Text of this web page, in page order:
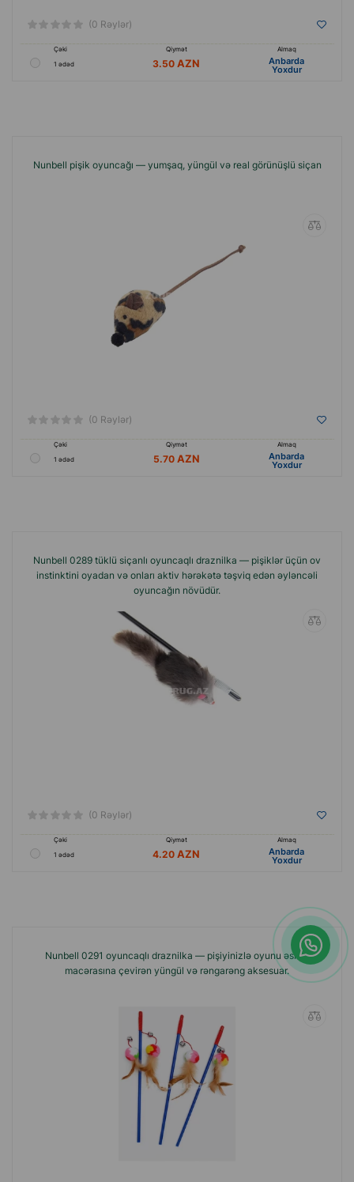
(0 Rəylər)
Çəki Qiymət
Almaq
1 ədəd
3.50 Anbarda
Yoxdur
Nunbell pişik oyuncağı — yumşaq, yüngül və real görünüşlü siçan
(0 Rəylər)
Çəki Qiymət
Almaq
1 ədəd
5.70 Anbarda
Yoxdur
Nunbell 0289 tüklü siçanlı oyuncaqlı draznilka — pişiklər üçün ov
instinktini oyadan və onları aktiv hərəkətə təşviq edən əyləncəli
oyuncağın növüdür.
(0 Rəylər)
Çəki Qiymət
Almaq
1 ədəd
4.20 Anbarda
Yoxdur
Nunbell 0291 oyuncaqlı draznilka — pişiyinizlə oyunu əsl ov
macərasına çevirən yüngül və rəngarəng aksesuar.